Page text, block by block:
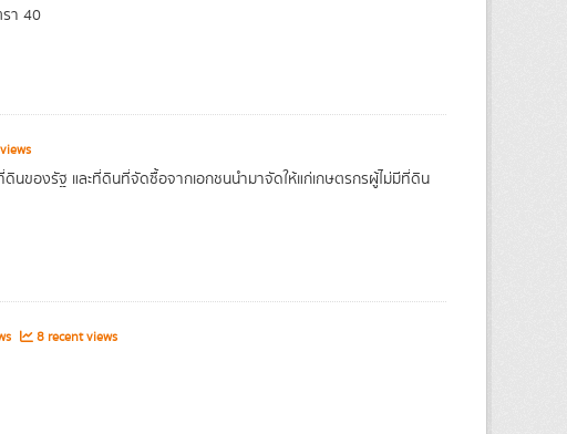
า 40
นของรัฐ และที่ดินที่จัดซื้อจากเอกชนนำมาจัดให้แก่เกษตรกรผู้ไม่มีที่ดิน
8 recent views